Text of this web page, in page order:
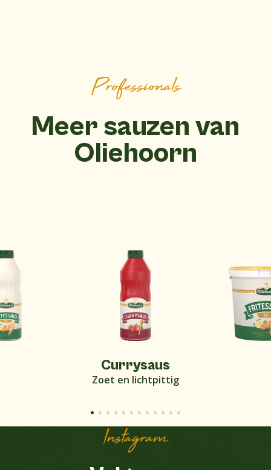
Professionals
Meer sauzen van
Oliehoorn
Currysaus
Zoet en lichtpittig
Instagram